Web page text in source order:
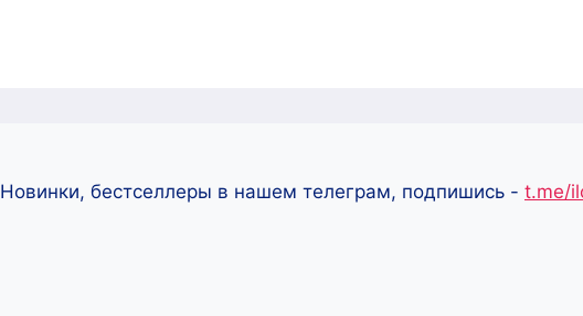
Новинки, бестселлеры в нашем телеграм, подпишись - t.me/